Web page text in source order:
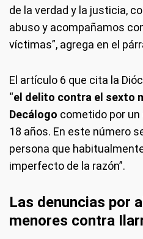
de la verdad y la justicia,
abuso y acompañamos
víctimas”, agrega en el
El artículo 6 que cita la
“el delito contra el sexto
Decálogo cometido por un
18 años. En este número
persona que
imperfecto de la razón”.
Las denuncias por
menores contra